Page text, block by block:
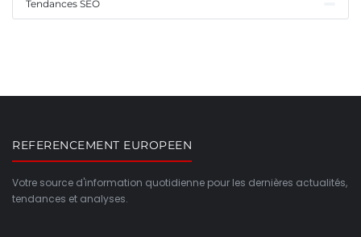
Tendances SEO
REFERENCEMENT EUROPEEN
Votre source d'information quotidienne pour les dernières actualités,
tendances et analyses.